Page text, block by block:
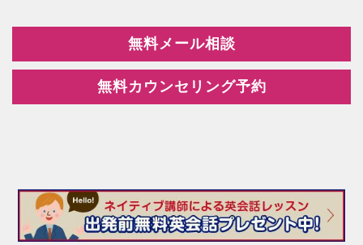
無料メール相談
無料カウンセリング予約